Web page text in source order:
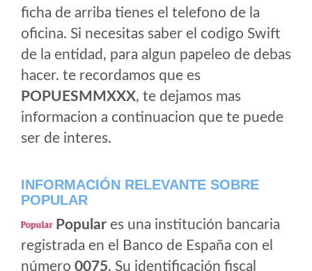
ficha de arriba tienes el telefono de la
oficina. Si necesitas saber el codigo Swift
de la entidad, para algun papeleo de debas
hacer. te recordamos que es
POPUESMMXXX, te dejamos mas
informacion a continuacion que te puede
ser de interes.
INFORMACIÓN RELEVANTE SOBRE
POPULAR
Popular es una institución bancaria
registrada en el Banco de España con el
número 0075. Su identificación fiscal